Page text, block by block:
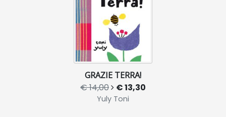
GRAZIE TERRA!
€ 14,00 € 13,30
Yuly Toni